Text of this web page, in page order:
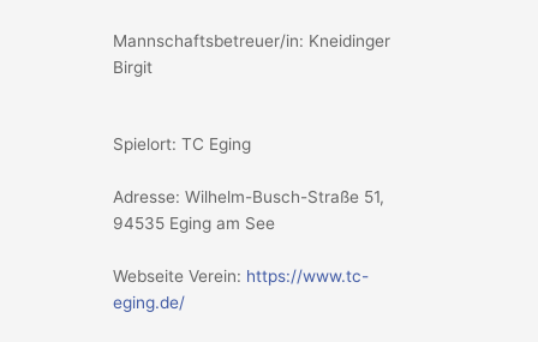
Mannschaftsbetreuer/in: Kneidinger
Birgit
Spielort: TC Eging
Adresse: Wilhelm-Busch-Straße 51,
94535 Eging am See
Webseite Verein: https://www.tc-
eging.de/